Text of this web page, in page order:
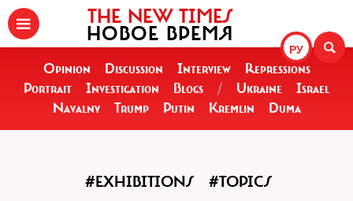
РУ
THE NEW TIMES
НОВОЕ ВРЕМЯ
Opinion Discussion Interview
Repressions
Portrait
Investigation Blogs / Ukraine
Israel
Navalny
Trump Putin Kremlin Duma
#EXHIBITIONS #TOPICS